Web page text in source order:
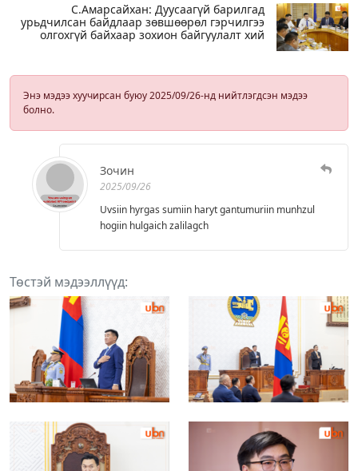
С.Амарсайхан: Дуусаагүй барилгад
урьдчилсан байдлаар зөвшөөрөл гэрчилгээ
олгохгүй байхаар зохион байгуулалт хий
Энэ мэдээ хуучирсан буюу 2025/09/26-нд нийтлэгдсэн мэдээ
болно.
Зочин
2025/09/26
Uvsiin hyrgas sumiin haryt gantumuriin munhzul
hogiin hulgaich zalilagch
Төстэй мэдээллүүд: